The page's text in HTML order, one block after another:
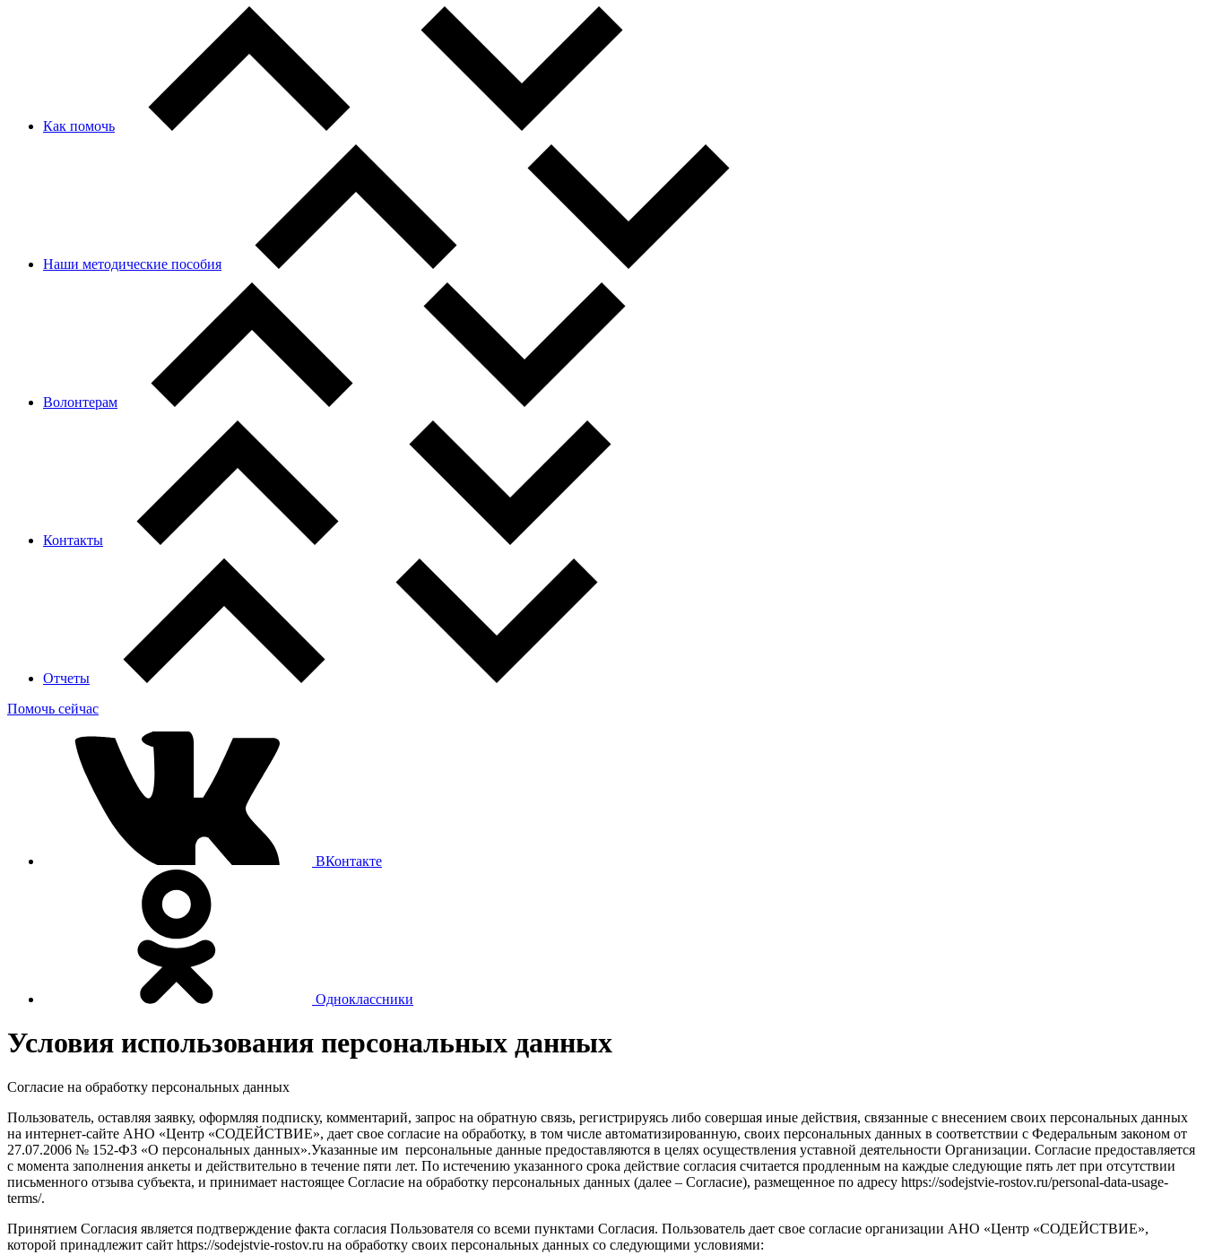
Как помочь
Наши методические пособия
Волонтерам
Контакты
Отчеты
Помочь сейчас
ВКонтакте
Одноклассники
Условия использования персональных данных
Согласие на обработку персональных данных
Пользователь, оставляя заявку, оформляя подписку, комментарий, запрос на обратную связь, регистрируясь либо совершая иные действия, связанные с внесением своих персональных данных
на интернет-сайте АНО «Центр «СОДЕЙСТВИЕ», дает свое согласие на обработку, в том числе автоматизированную, своих персональных данных в соответствии с Федеральным законом от
27.07.2006 № 152-ФЗ «О персональных данных».Указанные им персональные данные предоставляются в целях осуществления уставной деятельности Организации. Согласие предоставляется
с момента заполнения анкеты и действительно в течение пяти лет. По истечению указанного срока действие согласия считается продленным на каждые следующие пять лет при отсутствии
письменного отзыва субъекта, и принимает настоящее Согласие на обработку персональных данных (далее – Согласие), размещенное по адресу https://sodejstvie-rostov.ru/personal-data-usage-
terms/.
Принятием Согласия является подтверждение факта согласия Пользователя со всеми пунктами Согласия. Пользователь дает свое согласие организации АНО «Центр «СОДЕЙСТВИЕ»,
которой принадлежит сайт https://sodejstvie-rostov.ru на обработку своих персональных данных со следующими условиями: